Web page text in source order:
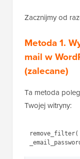
Zacznijmy od
Metoda 1.
mail w
(zalecane)
Ta metoda
Twojej witryny:
1